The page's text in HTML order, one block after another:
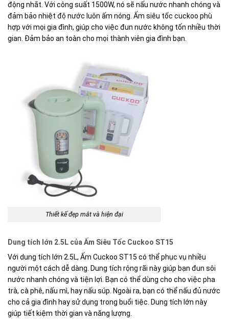
động nhắt. Với công suất 1500W, nó sẽ nấu nước nhanh chóng và
đảm bảo nhiệt độ nước luôn ấm nóng. Ấm siêu tốc cuckoo phù
hợp với mọi gia đình, giúp cho việc đun nước không tốn nhiều thời
gian. Đảm bảo an toàn cho mọi thành viên gia đình bạn.
Thiết kế đẹp mắt và hiện đại
Dung tích lớn 2.5L của Ấm Siêu Tốc Cuckoo ST15
Với dung tích lớn 2.5L, Ấm Cuckoo ST15 có thể phục vụ nhiều
người một cách dễ dàng. Dung tích rộng rãi này giúp bạn đun sôi
nước nhanh chóng và tiện lợi. Bạn có thể dùng cho cho việc pha
trà, cà phê, nấu mì, hay nấu súp. Ngoài ra, bạn có thể nấu đủ nước
cho cả gia đình hay sử dụng trong buổi tiệc. Dung tích lớn này
giúp tiết kiệm thời gian và năng lượng.